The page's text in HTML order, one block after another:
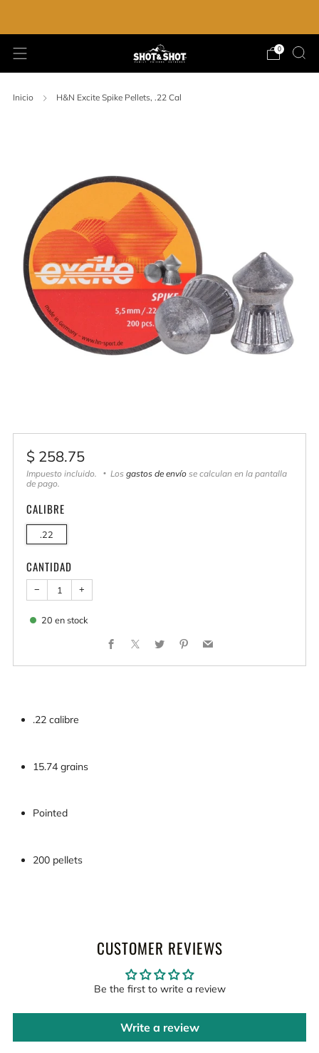
0
Inicio H&N Excite Spike Pellets, .22 Cal
Precio
habitual
$ 258.75
Impuesto incluido. Los gastos de envío se calculan en la pantalla
de pago.
CALIBRE
.22
CANTIDAD
− +
20 en stock
Facebook Twitter Pinterest
Email
.22 calibre
15.74 grains
Pointed
200 pellets
CUSTOMER REVIEWS
Be the first to write a review
Write a review